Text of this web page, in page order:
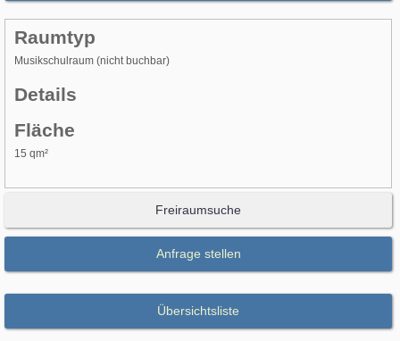
Raumtyp
Musikschulraum (nicht buchbar)
Details
Fläche
15 qm²
Freiraumsuche
Anfrage stellen
Übersichtsliste